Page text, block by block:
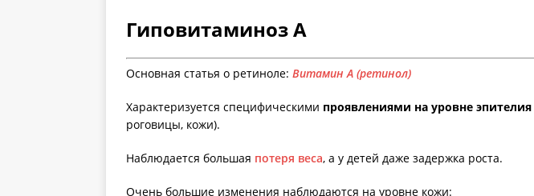
Гиповитаминоз А
Основная статья о ретиноле: Витамин А (ретинол)
Характеризуется специфическими проявлениями на уровне эпителия
роговицы, кожи).
Наблюдается большая потеря веса, а у детей даже задержка роста.
Очень большие изменения наблюдаются на уровне кожи: